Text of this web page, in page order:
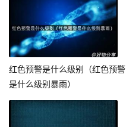
红色预警是什么级别（红色预警
是什么级别暴雨）